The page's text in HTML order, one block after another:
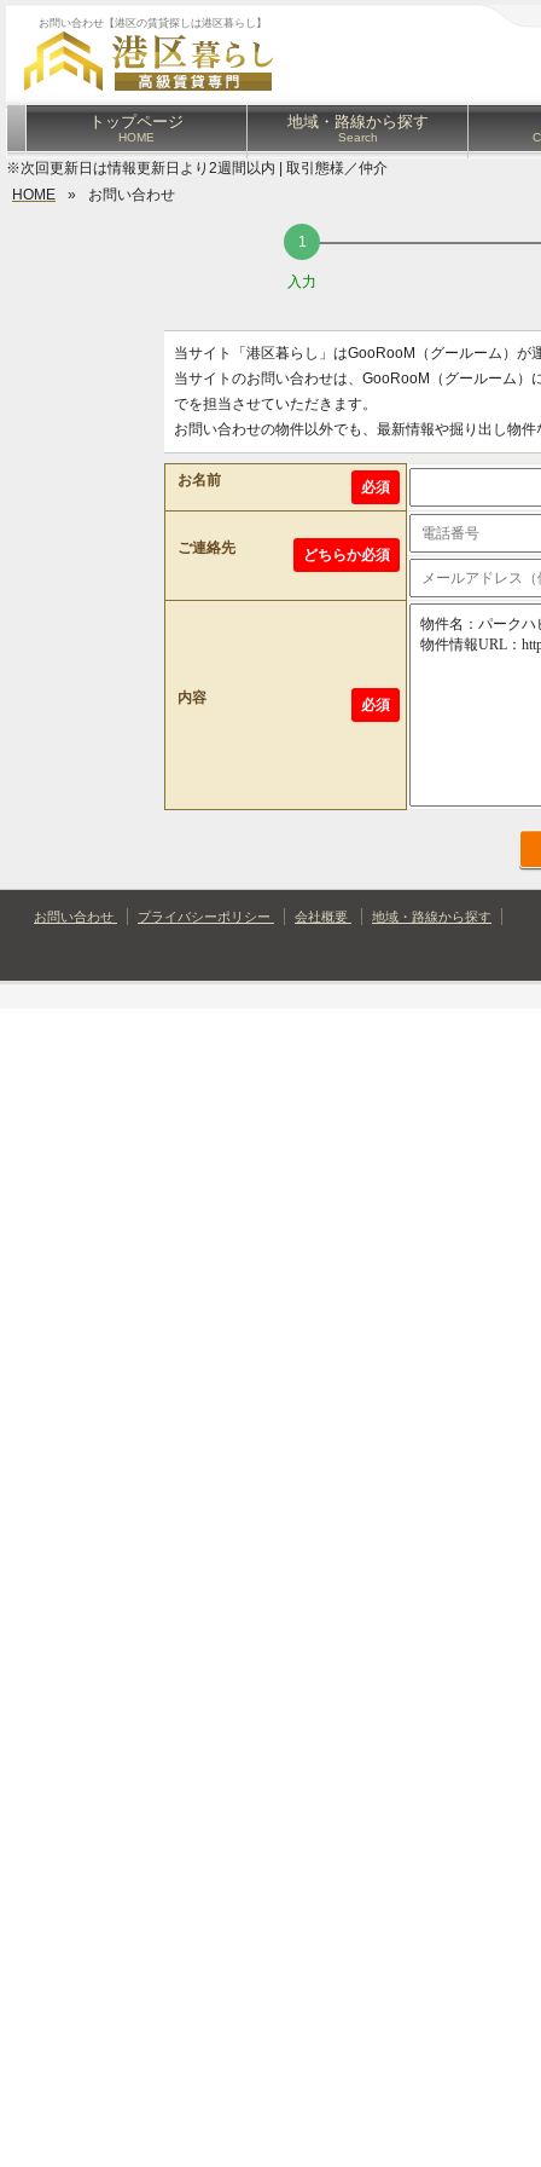
お問い合わせ【港区の賃貸探しは港区暮らし】
トップページ
HOME
地域・路線から探す
Search
※次回更新日は情報更新日より2週間以内 | 取引態様／仲介
HOME
» お問い合わせ
入力
当サイト「港区暮らし」はGooRooM（グールーム）
当サイトのお問い合わせは、GooRooM（グールーム
でを担当させていただきます。
お問い合わせの物件以外でも、最新情報や掘り出し物
お名前 必須
ご連絡先 どちらか必須
内容 必須
お問い合わせ プライバシーポリシー 会社概要 地域・路線から探す